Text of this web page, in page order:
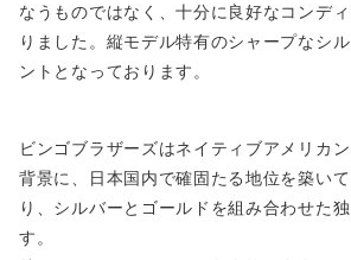
なうものではなく、十分に良好なコンデ
りました。縦モデル特有のシャープなシ
ントとなっております。
ビンゴブラザーズはネイティブアメリカ
背景に、日本国内で確固たる地位を築い
り、シルバーとゴールドを組み合わせた
す。